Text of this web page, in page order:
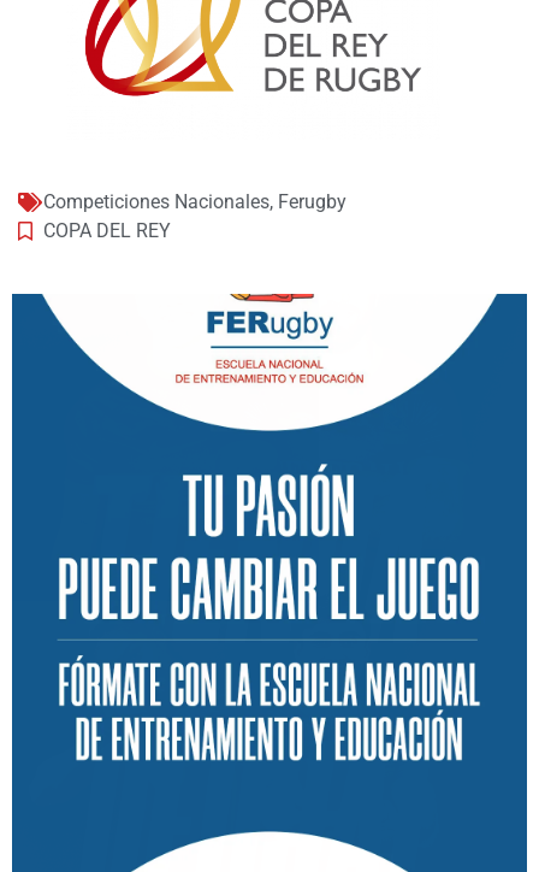
Competiciones Nacionales, Ferugby
COPA DEL REY